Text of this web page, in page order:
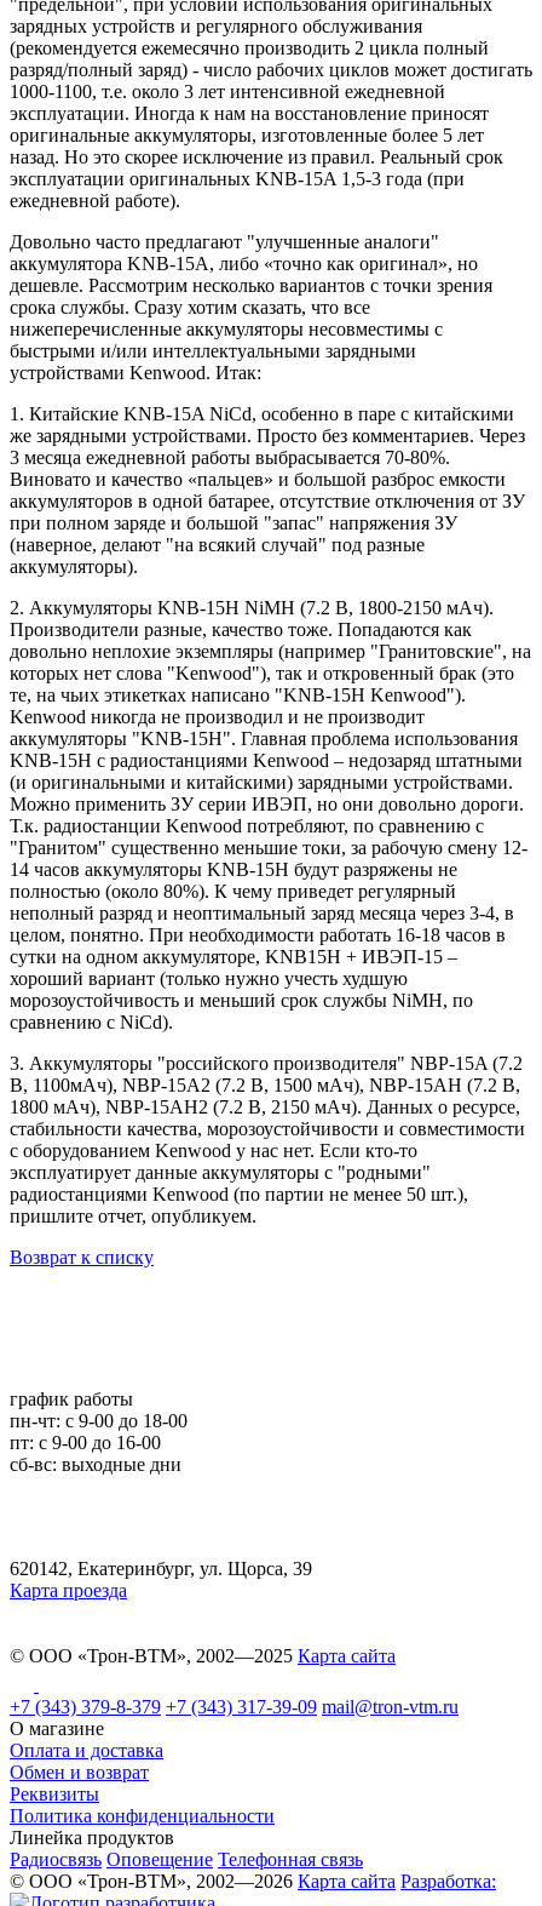
зарядных устройств и регулярного обслуживания
(рекомендуется ежемесячно производить 2 цикла полный
разряд/полный заряд) - число рабочих циклов может достигать
1000-1100, т.е. около 3 лет интенсивной ежедневной
эксплуатации. Иногда к нам на восстановление приносят
оригинальные аккумуляторы, изготовленные более 5 лет
назад. Но это скорее исключение из правил. Реальный срок
эксплуатации оригинальных KNB-15A 1,5-3 года (при
ежедневной работе).
Довольно часто предлагают "улучшенные аналоги"
аккумулятора KNB-15A, либо «точно как оригинал», но
дешевле. Рассмотрим несколько вариантов с точки зрения
срока службы. Сразу хотим сказать, что все
нижеперечисленные аккумуляторы несовместимы с
быстрыми и/или интеллектуальными зарядными
устройствами Kenwood. Итак:
1. Китайские KNB-15A NiCd, особенно в паре с китайскими
же зарядными устройствами. Просто без комментариев. Через
3 месяца ежедневной работы выбрасывается 70-80%.
Виновато и качество «пальцев» и большой разброс емкости
аккумуляторов в одной батарее, отсутствие отключения от ЗУ
при полном заряде и большой "запас" напряжения ЗУ
(наверное, делают "на всякий случай" под разные
аккумуляторы).
2. Аккумуляторы KNB-15Н NiMH (7.2 В, 1800-2150 мАч).
Производители разные, качество тоже. Попадаются как
довольно неплохие экземпляры (например "Гранитовские", на
которых нет слова "Kenwood"), так и откровенный брак (это
те, на чьих этикетках написано "KNB-15H Kenwood").
Kenwood никогда не производил и не производит
аккумуляторы "KNB-15H". Главная проблема использования
KNB-15Н с радиостанциями Kenwood – недозаряд штатными
(и оригинальными и китайскими) зарядными устройствами.
Можно применить ЗУ серии ИВЭП, но они довольно дороги.
Т.к. радиостанции Kenwood потребляют, по сравнению с
"Гранитом" существенно меньшие токи, за рабочую смену 12-
14 часов аккумуляторы KNB-15Н будут разряжены не
полностью (около 80%). К чему приведет регулярный
неполный разряд и неоптимальный заряд месяца через 3-4, в
целом, понятно. При необходимости работать 16-18 часов в
сутки на одном аккумуляторе, KNB15Н + ИВЭП-15 –
хороший вариант (только нужно учесть худшую
морозоустойчивость и меньший срок службы NiMH, по
сравнению с NiCd).
3. Аккумуляторы "российского производителя" NBP-15A (7.2
В, 1100мАч), NBP-15A2 (7.2 В, 1500 мАч), NBP-15AН (7.2 В,
1800 мАч), NBP-15AН2 (7.2 В, 2150 мАч). Данных о ресурсе,
стабильности качества, морозоустойчивости и совместимости
с оборудованием Kenwood у нас нет. Если кто-то
эксплуатирует данные аккумуляторы с "родными"
радиостанциями Kenwood (по партии не менее 50 шт.),
пришлите отчет, опубликуем.
Возврат к списку
график работы
пн-чт: c 9-00 до 18-00
пт: с 9-00 до 16-00
сб-вс: выходные дни
620142, Екатеринбург, ул. Щорса, 39
Карта проезда
© ООО «Трон-ВТМ», 2002—2025 Карта сайта
+7 (343) 379-8-379 +7 (343) 317-39-09 mail@tron-vtm.ru
О магазине
Оплата и доставка
Обмен и возврат
Реквизиты
Политика конфиденциальности
Линейка продуктов
Радиосвязь Оповещение Телефонная связь
© ООО «Трон-ВТМ», 2002—2026 Карта сайта Разработка: